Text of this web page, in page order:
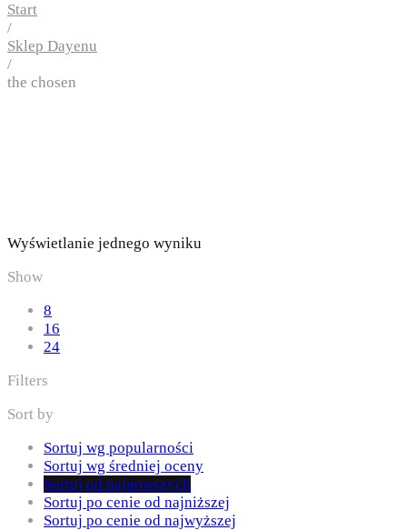
Start
/
Sklep Dayenu
/
the chosen
Wyświetlanie jednego wyniku
Show
8
16
24
Filters
Sort by
Sortuj wg popularności
Sortuj wg średniej oceny
Sortuj od najnowszych
Sortuj po cenie od najniższej
Sortuj po cenie od najwyższej